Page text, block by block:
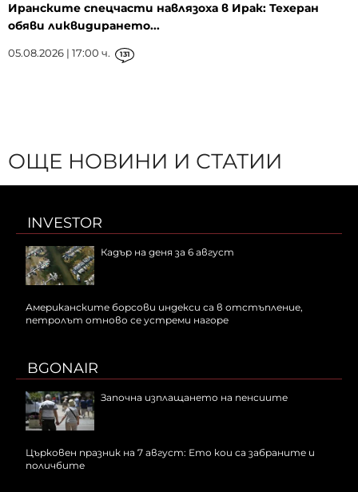
Иранските спецчасти навлязоха в Ирак: Техеран
обяви ликвидирането...
05.08.2026 | 17:00 ч. 131
ОЩЕ НОВИНИ И СТАТИИ
INVESTOR
Кадър на деня за 6 август
Американските борсови индекси са в отстъпление,
петролът отново се устреми нагоре
BGONAIR
Започна изплащането на пенсиите
Църковен празник на 7 август: Ето кои са забраните и
поличбите